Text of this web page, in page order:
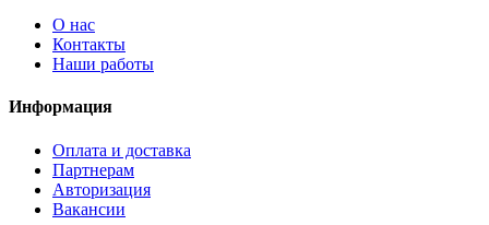
О нас
Контакты
Наши работы
Информация
Оплата и доставка
Партнерам
Авторизация
Вакансии